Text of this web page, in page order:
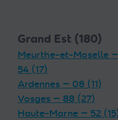
Grand Est (180)
Meurthe-et-Moselle —
54 (17)
Ardennes — 08 (11)
Vosges — 88 (27)
Haute-Marne — 52